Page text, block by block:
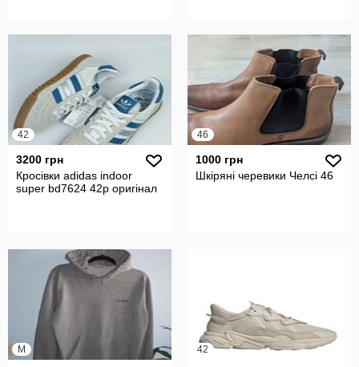
42
3200 грн
Кросівки adidas indoor
super bd7624 42р оригінал
46
1000 грн
Шкіряні черевики Челсі 46
M 42